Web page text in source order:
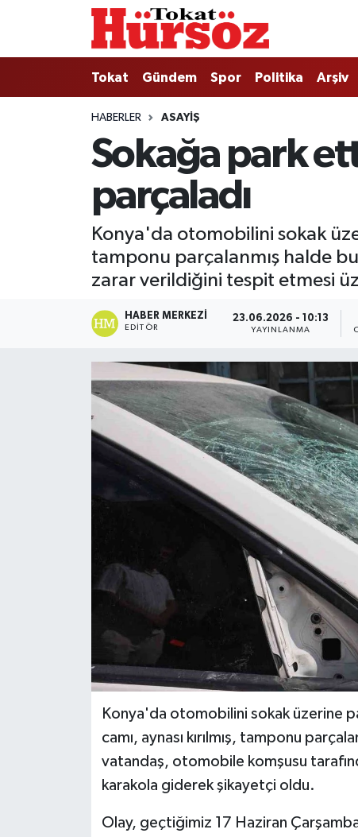
Tokat Gündem Spor Politika Arşiv
HABERLER ASAYIŞ
Sokağa park
parçaladı
Konya'da otomobilini sokak
tamponu parçalanmış halde
zarar verildiğini tespit etmesi
HABER MERKEZI
EDITÖR
23.06.2026 - 10:13
YAYINLANMA
Konya'da otomobilini sokak üzerine
camı, aynası kırılmış, tamponu
vatandaş, otomobile komşusu
karakola giderek şikayetçi oldu.
Olay, geçtiğimiz 17 Haziran
Tokat
Türkiye Gündemi
Gündem
Politika
Ekonomi
Nöbetçi Eczaneler
Hava Durumu
Tokat Namaz Vakitleri
Tüm Manşetler